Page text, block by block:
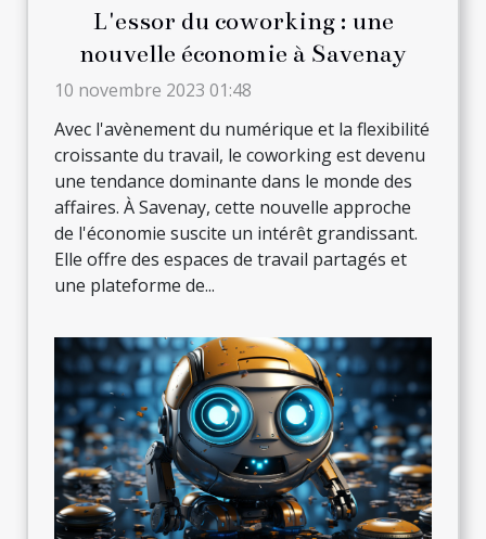
L'essor du coworking : une
nouvelle économie à Savenay
10 novembre 2023 01:48
Avec l'avènement du numérique et la flexibilité
croissante du travail, le coworking est devenu
une tendance dominante dans le monde des
affaires. À Savenay, cette nouvelle approche
de l'économie suscite un intérêt grandissant.
Elle offre des espaces de travail partagés et
une plateforme de...